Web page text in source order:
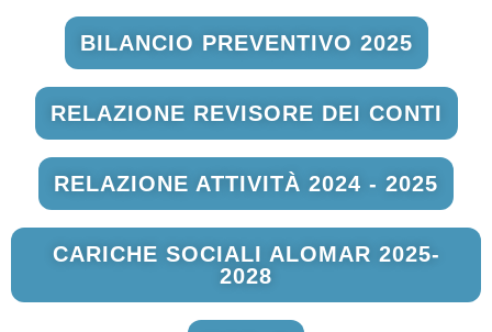
BILANCIO PREVENTIVO 2025
RELAZIONE REVISORE DEI CONTI
RELAZIONE ATTIVITÀ 2024 - 2025
CARICHE SOCIALI ALOMAR 2025-
2028